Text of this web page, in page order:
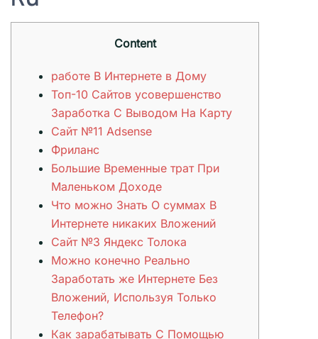
Content
работе В Интернете в Дому
Топ-10 Сайтов усовершенство
Заработка С Выводом На Карту
Сайт №11 Adsense
Фриланс
Большие Временные трат При
Маленьком Доходе
Что можно Знать О суммах В
Интернете никаких Вложений
Сайт №3 Яндекс Толока
Можно конечно Реально
Заработать же Интернете Без
Вложений, Используя Только
Телефон?
Как зарабатывать С Помощью